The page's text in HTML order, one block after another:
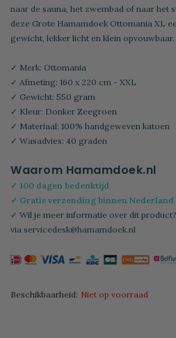
naar de sauna, het zwembad of naar het
deze Grote Hamamdoek Ottomania XL
gewicht, lekker licht en klein opvouwbaar.
✓ Merk: Ottomania
✓ Afmeting: 160 x 220 cm - XXL
✓ Gewicht: 550 gram
✓ Kleur: Donker Zeegroen
✓ Materiaal: 100% handgeweven katoen
✓ Wasadvies: 40 graden
Waarom Hamamdoek.nl
✓ 100 dagen bedenktijd
✓ Gratis verzending binnen Nederland
✓ Wil je meer informatie over dit
via servicedesk@hamamdoek.nl
Beschikbaarheid: Niet op voorraad